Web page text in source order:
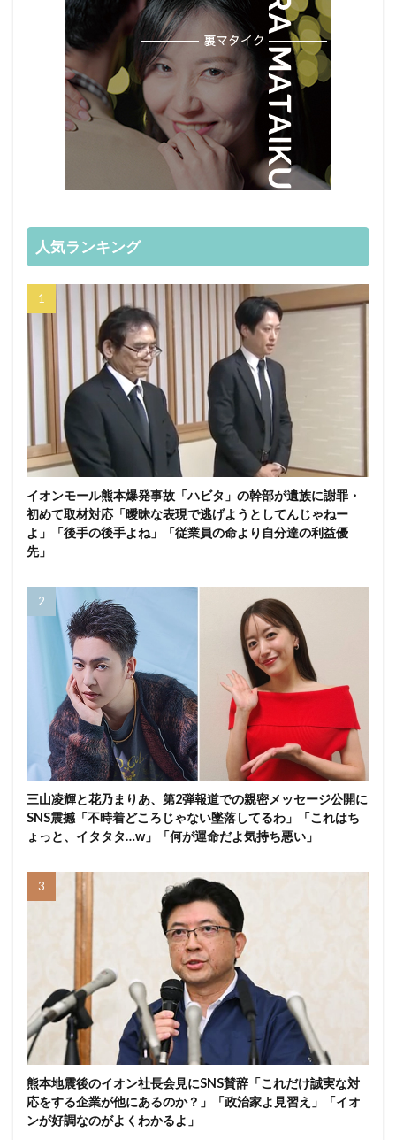
人気ランキング
イオンモール熊本爆発事故「ハビタ」の幹部が遺族に謝罪・
初めて取材対応「曖昧な表現で逃げようとしてんじゃねー
よ」「後手の後手よね」「従業員の命より自分達の利益優
先」
三山凌輝と花乃まりあ、第2弾報道での親密メッセージ公開に
SNS震撼「不時着どころじゃない墜落してるわ」「これはち
ょっと、イタタタ…w」「何が運命だよ気持ち悪い」
熊本地震後のイオン社長会見にSNS賛辞「これだけ誠実な対
応をする企業が他にあるのか？」「政治家よ見習え」「イオ
ンが好調なのがよくわかるよ」